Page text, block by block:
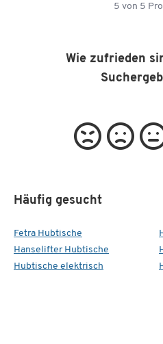
5 von 5
Wie zufrieden
Häufig gesucht
Fetra Hubtische
Hanselifter Hubtische
Hubtische elektrisch